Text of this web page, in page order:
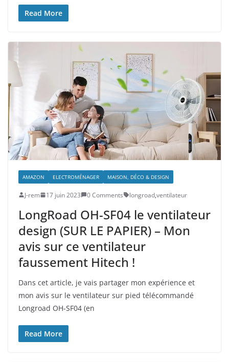
Read More
AMAZON ELECTROMÉNAGER MAISON, DÉCO & DESIGN
J-rem 17 juin 2023 0 Comments longroad,ventilateur
LongRoad OH-SF04 le ventilateur
design (SUR LE PAPIER) – Mon
avis sur ce ventilateur
faussement Hitech !
Dans cet article, je vais partager mon expérience et
mon avis sur le ventilateur sur pied télécommandé
Longroad OH-SF04 (en
Read More